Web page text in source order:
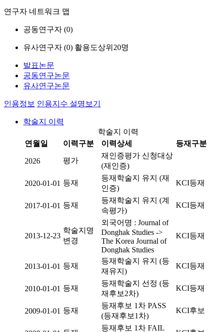
연구자 네트워크 맵
공동연구자 (0)
유사연구자 (0) 활용도상위20명
발표논문
공동연구논문
유사연구논문
인용정보 인용지수 설명보기
학술지 이력
학술지 이력
연월일
이력구분 이력상세 등재구분
2026 평가
재인증평가 신청대상
(재인증)
2020-01-01 등재
등재학술지 유지 (재
인증)
KCI등재
2017-01-01 등재
등재학술지 유지 (계
속평가)
KCI등재
2013-12-23
학술지명
변경
외국어명 : Journal of
Donghak Studies ->
The Korea Journal of
Donghak Studies
KCI등재
2013-01-01 등재
등재학술지 유지 (등
재유지)
KCI등재
2010-01-01 등재
등재학술지 선정 (등
재후보2차)
KCI등재
2009-01-01 등재
등재후보 1차 PASS
(등재후보1차)
KCI후보
등재후보 1차 FAIL